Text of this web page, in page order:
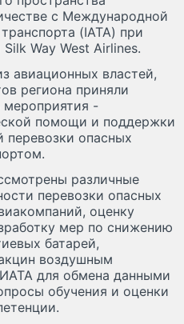
с Международной
(IATA) при
Way West Airlines.
авиационных властей,
региона приняли
мероприятия -
помощи и поддержки
перевозки опасных
различные
перевозки опасных
оценку
мер по снижению
батарей,
воздушным
для обмена данными
обучения и оценки